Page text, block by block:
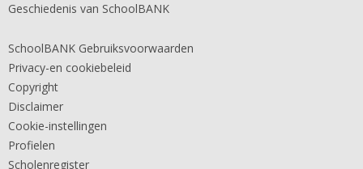
Geschiedenis van SchoolBANK
SchoolBANK Gebruiksvoorwaarden
Privacy-en cookiebeleid
Copyright
Disclaimer
Cookie-instellingen
Profielen
Scholenregister